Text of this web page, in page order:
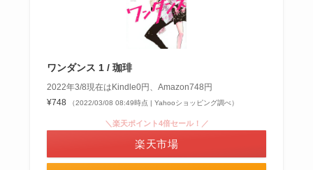
ワンダンス 1 / 珈琲
2022年3/8現在はKindle0円、Amazon748円
¥748
（2022/03/08 08:49時点 | Yahooショッピング調べ）
＼楽天ポイント4倍セール！／
楽天市場